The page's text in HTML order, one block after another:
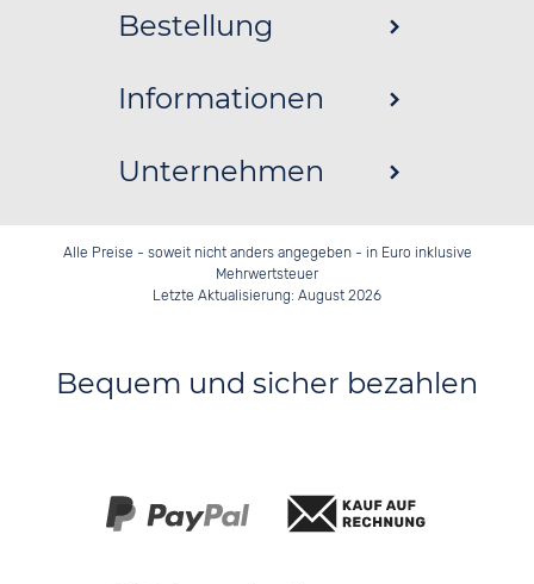
Bestellung
Informationen
Unternehmen
Alle Preise - soweit nicht anders angegeben - in Euro inklusive
Mehrwertsteuer
Letzte Aktualisierung: August 2026
Bequem und sicher bezahlen